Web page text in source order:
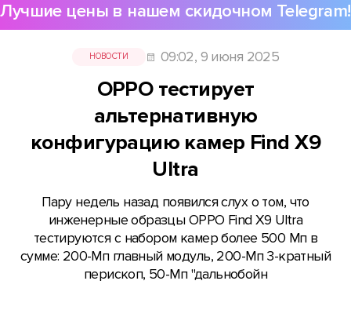
Лучшие цены в нашем скидочном Telegram!
НОВОСТИ 09:02, 9 июня 2025
OPPO тестирует
альтернативную
конфигурацию камер Find X9
Ultra
Пару недель назад появился слух о том, что
инженерные образцы OPPO Find X9 Ultra
тестируются с набором камер более 500 Мп в
сумме: 200-Мп главный модуль, 200-Мп 3-кратный
перископ, 50-Мп "дальнобойн